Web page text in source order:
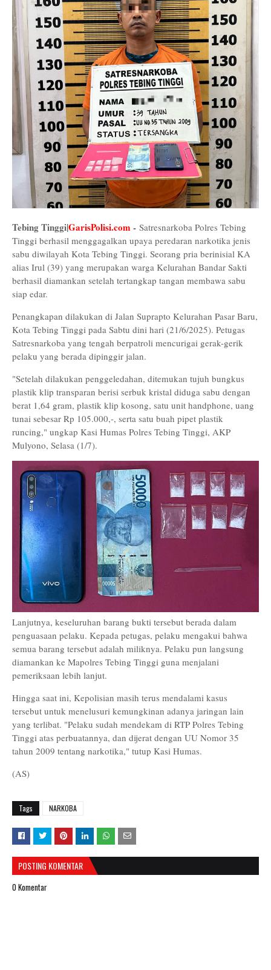
Tebing Tinggi|GarisPolisi.com - Satresnarkoba Polres Tebing
Tinggi berhasil menggagalkan upaya peredaran narkotika jenis
sabu diwilayah Kota Tebing Tinggi. Seorang pria berinisial KA
alias Irul (39) yang merupakan warga Kelurahan Bandar Sakti
berhasil diamankan setelah tertangkap tangan membawa sabu
siap edar.
Penangkapan dilakukan di Jalan Suprapto Kelurahan Pasar Baru,
Kota Tebing Tinggi pada Sabtu dini hari (21/6/2025). Petugas
Satresnarkoba yang tengah berpatroli mencurigai gerak-gerik
pelaku yang berada dipinggir jalan.
"Setelah dilakukan penggeledahan, ditemukan tujuh bungkus
plastik klip transparan berisi serbuk kristal diduga sabu dengan
berat 1,64 gram, plastik klip kosong, satu unit handphone, uang
tunai sebesar Rp 105.000,-, serta satu buah pipet plastik
runcing," ungkap Kasi Humas Polres Tebing Tinggi, AKP
Mulyono, Selasa (1/7).
Lanjutnya, keseluruhan barang bukti tersebut berada dalam
penguasaan pelaku. Kepada petugas, pelaku mengakui bahwa
semua barang tersebut adalah miliknya. Pelaku pun langsung
diamankan ke Mapolres Tebing Tinggi guna menjalani
pemeriksaan lebih lanjut.
Hingga saat ini, Kepolisian masih terus mendalami kasus
tersebut untuk menelusuri kemungkinan adanya jaringan lain
yang terlibat. "Pelaku sudah mendekam di RTP Polres Tebing
Tinggi atas perbuatannya, dan dijerat dengan UU Nomor 35
tahun 2009 tentang narkotika," tutup Kasi Humas.
(AS)
Tags NARKOBA
POSTING KOMENTAR
0 Komentar